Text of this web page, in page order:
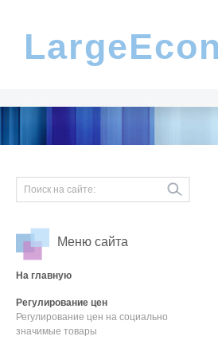
Меню сайта
На главную
Регулирование цен
Регулирование цен на социально
значимые товары